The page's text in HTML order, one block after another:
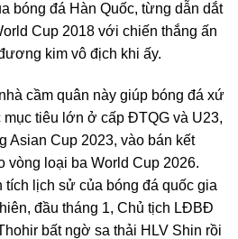
bóng đá Hàn Quốc, từng dẫn dắt
Cup 2018 với chiến thắng ấn
kim vô địch khi ấy.
cầm quân này giúp bóng đá xứ
mục tiêu lớn ở cấp ĐTQG và U23,
Asian Cup 2023, vào bán kết
vòng loại ba World Cup 2026.
lịch sử của bóng đá quốc gia
đầu tháng 1, Chủ tịch LĐBĐ
bất ngờ sa thải HLV Shin rồi